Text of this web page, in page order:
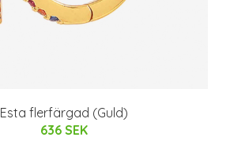
Esta flerfärgad (Guld)
636 SEK